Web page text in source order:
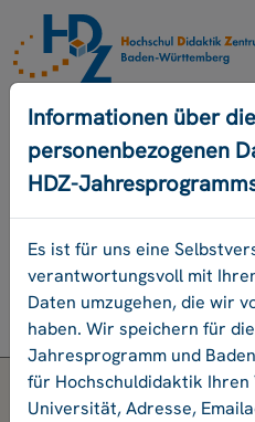
NEUER ACCOUNT
PASSWORD VERGESSEN
ENGLISCH
Informationen über
personenbezogenen
HDZ-
Es ist für uns eine
verantwortungsvoll mit
Daten umzugehen, die wir
haben. Wir speichern für
Jahresprogramm und
für Hochschuldidaktik Ihren
Universität, Adresse,